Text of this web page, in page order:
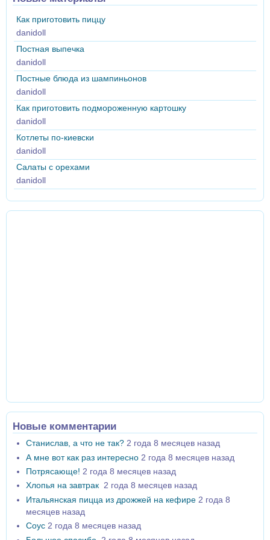
Как приготовить пиццу
danidoll
Постная выпечка
danidoll
Постные блюда из шампиньонов
danidoll
Как приготовить подмороженную картошку
danidoll
Котлеты по-киевски
danidoll
Салаты с орехами
danidoll
Новые комментарии
Станислав, а что не так? 2 года 8 месяцев назад
А мне вот как раз интересно 2 года 8 месяцев назад
Потрясающе! 2 года 8 месяцев назад
Хлопья на завтрак 2 года 8 месяцев назад
Итальянская пицца из дрожжей на кефире 2 года 8
месяцев назад
Соус 2 года 8 месяцев назад